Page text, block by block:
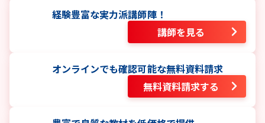
経験豊富な実力派講師陣！
講師を見る
オンラインでも確認可能な無料資料請求
無料資料請求する